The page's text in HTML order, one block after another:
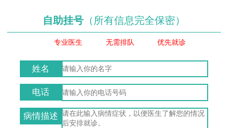
自助挂号 （所有信息完全保密）
专业医生 无需排队 优先就诊
姓名
电话
病情描述